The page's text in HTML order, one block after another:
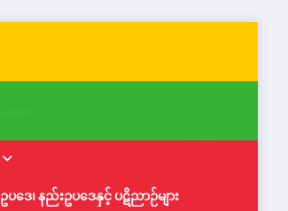
ဥပဒေ၊ နည်းဥပဒေနှင့် ပဋိညာဉ်များ